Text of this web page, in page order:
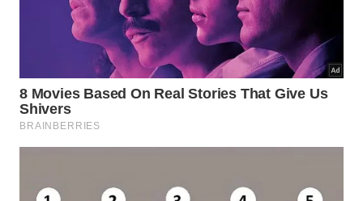
Micro-ondas: pode reduzir microrganismos, mas
requer esponja úmida e sem metal.
Troca regular: continua sendo a medida mais
segura para esponjas desgastadas.
Quando a esponja deve ser trocada
mesmo usando sal?
louças que pode acumular sujeira
, o truque do sal